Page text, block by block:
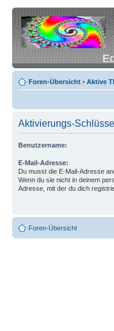
Foren-Übersicht • Aktive
Aktivierungs-
Benutzername:
E-Mail-Adresse:
Du musst die E-Mail-Adresse
Wenn du sie nicht in deinem
Adresse, mit der du dich
Foren-Übersicht